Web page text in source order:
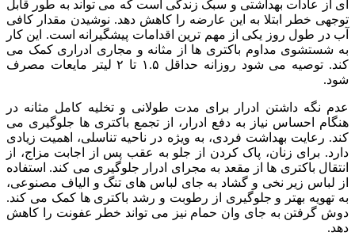
ای از عادات بهداشتی و سبک زندگی است که می تواند به طور قابل
توجهی خطر ابتلا به این عارضه را کاهش دهد. نوشیدن مقدار کافی
آب در طول روز یکی از مهم ترین اقدامات پیشگیرانه است. این کار
به شستشوی مداوم باکتری ها از مثانه و مجاری ادراری کمک می
کند. توصیه می شود روزانه حداقل ۱.۵ تا ۲ لیتر مایعات مصرف
شود.
عدم نگه داشتن ادرار برای مدت طولانی و تخلیه کامل مثانه در
هنگام احساس نیاز به دفع ادرار، از تجمع باکتری ها جلوگیری می
کند. رعایت بهداشت فردی، به ویژه در ناحیه تناسلی، اهمیت زیادی
دارد. برای زنان، پاک کردن از جلو به عقب پس از اجابت مزاج، از
انتقال باکتری ها از مقعد به مجرای ادرار جلوگیری می کند. استفاده
از لباس زیر نخی و گشاد به جای لباس های تنگ و الیاف مصنوعی،
به تهویه بهتر و جلوگیری از رطوبت و رشد باکتری ها کمک می کند.
دوش گرفتن به جای وان حمام نیز می تواند خطر عفونت را کاهش
دهد.